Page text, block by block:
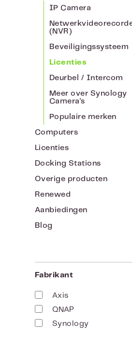
IP Camera
(NVR)
Beveiligingssysteem
Licenties
Deurbel / Intercom
Meer over Synology
Camera's
Populaire merken
Computers
Licenties
Docking Stations
Overige producten
Renewed
Aanbiedingen
Blog
Fabrikant
Axis
QNAP
Synology